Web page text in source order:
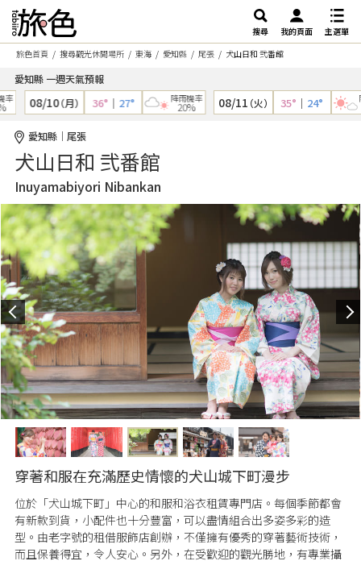
搜尋 我的頁面
主選單
旅色首頁
搜尋觀光休閒場所 東海 愛知縣 尾張 犬山日和 弐番館
愛知縣 一週天氣預報
08/10（月） 36°｜ 27° 降雨機率
20% 08/11（火） 35°｜ 24°
愛知縣｜尾張
犬山日和 弐番館
Inuyamabiyori Nibankan
穿著和服在充滿歷史情懷的犬山城下町漫步
位於「犬山城下町」中心的和服和浴衣租賃專門店。每個季節都會
有新款到貨，小配件也十分豐富，可以盡情組合出多姿多彩的造
型。由老字號的租借服飾店創辦，不僅擁有優秀的穿著藝術技術，
而且保養得宜，令人安心。另外，在受歡迎的觀光勝地，有專業攝